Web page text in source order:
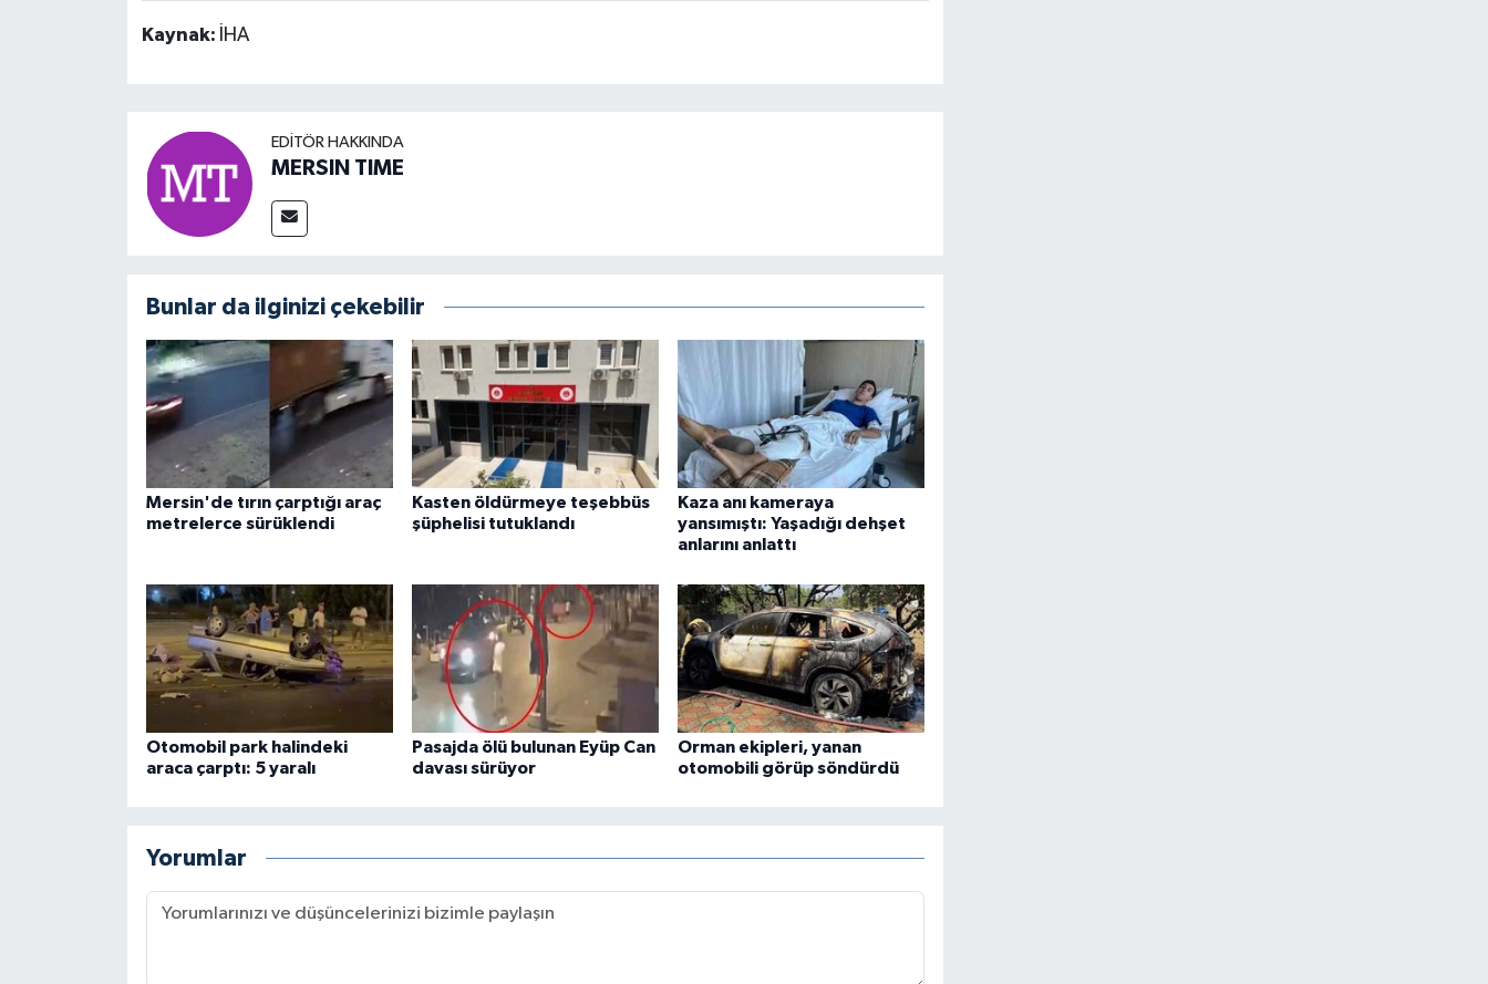
Kaynak: İHA
EDITÖR HAKKINDA
MERSIN TIME
Bunlar da ilginizi çekebilir
Mersin'de tırın çarptığı araç
metrelerce sürüklendi
Kasten öldürmeye teşebbüs
şüphelisi tutuklandı
Kaza anı kameraya
yansımıştı: Yaşadığı dehşet
anlarını anlattı
Otomobil park halindeki
araca çarptı: 5 yaralı
Pasajda ölü bulunan Eyüp Can
davası sürüyor
Orman ekipleri, yanan
otomobili görüp söndürdü
Yorumlar